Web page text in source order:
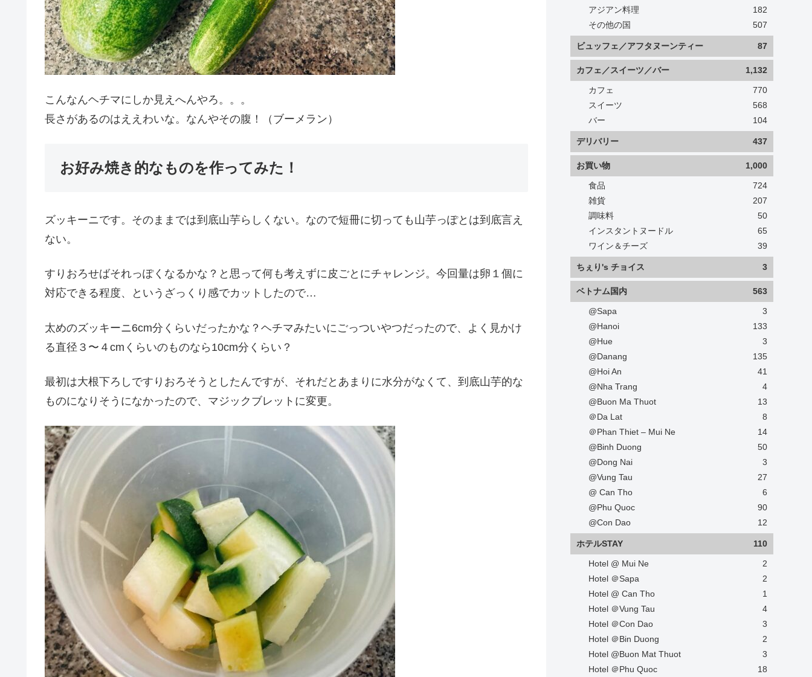
こんなんヘチマにしか見えへんやろ。。。
長さがあるのはええわいな。なんやその腹！（ブーメラン）
お好み焼き的なものを作ってみた！
ズッキーニです。そのままでは到底山芋らしくない。なので短冊に切っても山芋っぽとは到底言え
ない。
すりおろせばそれっぽくなるかな？と思って何も考えずに皮ごとにチャレンジ。今回量は卵１個に
対応できる程度、というざっくり感でカットしたので…
太めのズッキーニ6cm分くらいだったかな？ヘチマみたいにごっついやつだったので、よく見かけ
る直径３〜４cmくらいのものなら10cm分くらい？
最初は大根下ろしですりおろそうとしたんですが、それだとあまりに水分がなくて、到底山芋的な
ものになりそうになかったので、マジックブレットに変更。
アジアン料理
182
その他の国
507
ビュッフェ／アフタヌーンティー 87
カフェ／スイーツ／バー 1,132
カフェ
770
スイーツ
568
バー
104
デリバリー 437
お買い物 1,000
食品
724
雑貨
207
調味料
50
インスタントヌードル
65
ワイン＆チーズ
39
ちぇり's チョイス 3
ベトナム国内 563
@Sapa
3
@Hanoi
133
@Hue
3
@Danang
135
@Hoi An
41
@Nha Trang
4
@Buon Ma Thuot
13
＠Da Lat
8
＠Phan Thiet – Mui Ne
14
@Binh Duong
50
@Dong Nai
3
@Vung Tau
27
@ Can Tho
6
@Phu Quoc
90
@Con Dao
12
ホテルSTAY 110
Hotel @ Mui Ne
2
Hotel ＠Sapa
2
Hotel @ Can Tho
1
Hotel ＠Vung Tau
4
Hotel ＠Con Dao
3
Hotel ＠Bin Duong
2
Hotel @Buon Mat Thuot
3
Hotel ＠Phu Quoc
18